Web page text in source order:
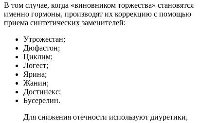
В том случае, когда «виновником торжества» становятся
именно гормоны, производят их коррекцию с помощью
приема синтетических заменителей:
Утрожестан;
Дюфастон;
Циклим;
Логест;
Ярина;
Жанин;
Достинекс;
Бусерелин.
Для снижения отечности используют диуретики,